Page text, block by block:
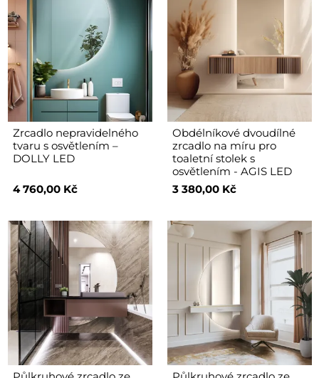
Zrcadlo nepravidelného
tvaru s osvětlením –
DOLLY LED
4 760,00 Kč
Obdélníkové dvoudílné
zrcadlo na míru pro
toaletní stolek s
osvětlením - AGIS LED
3 380,00 Kč